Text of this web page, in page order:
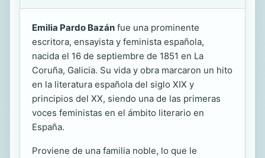
Emilia Pardo Bazán fue una prominente
escritora, ensayista y feminista española,
nacida el 16 de septiembre de 1851 en La
Coruña, Galicia. Su vida y obra marcaron un hito
en la literatura española del siglo XIX y
principios del XX, siendo una de las primeras
voces feministas en el ámbito literario en
España.
Proviene de una familia noble, lo que le